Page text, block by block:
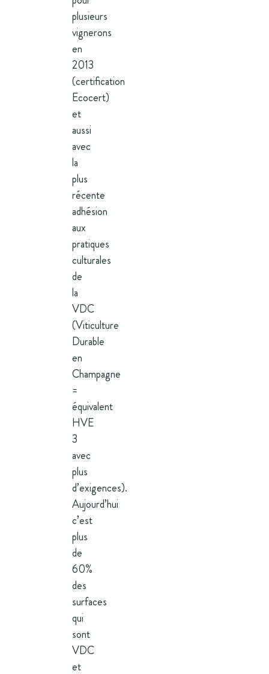
plusieurs
vignerons
en
2013
(certification
Ecocert)
et
aussi
avec
la
plus
récente
adhésion
aux
pratiques
culturales
de
la
VDC
(Viticulture
Durable
en
Champagne
=
équivalent
HVE
3
avec
plus
d’exigences).
Aujourd’hui
c’est
plus
de
60%
des
surfaces
qui
sont
VDC
et